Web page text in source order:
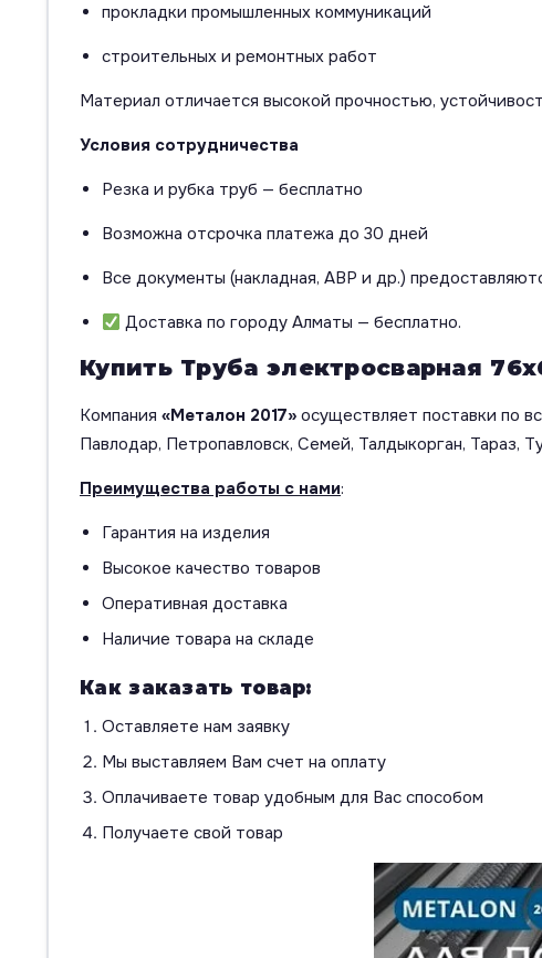
прокладки промышленных коммуникаций
строительных и ремонтных работ
Материал отличается высокой прочностью,
Условия сотрудничества
Резка и рубка труб — бесплатно
Возможна отсрочка платежа до 30 дней
Все документы (накладная, АВР и др.)
Доставка по городу Алматы — бесплатно.
Купить Труба электросварная
Компания «Металон 2017» осуществляет поставки по
Павлодар, Петропавловск, Семей, Талдыкорган, Тараз,
Преимущества работы с нами:
Гарантия на изделия
Высокое качество товаров
Оперативная доставка
Наличие товара на складе
Как заказать товар:
Оставляете нам заявку
Мы выставляем Вам счет на оплату
Оплачиваете товар удобным для Вас способом
Получаете свой товар